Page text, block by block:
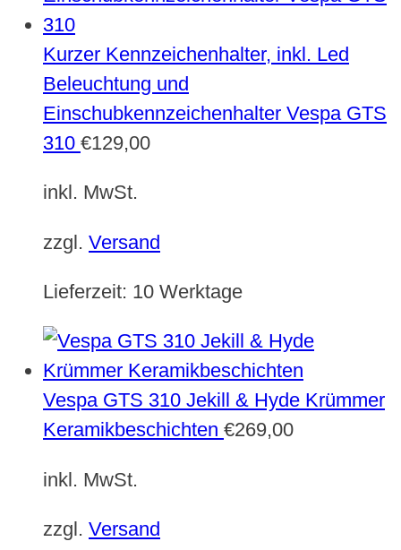
Kurzer Kennzeichenhalter, inkl. Led
Beleuchtung und
Einschubkennzeichenhalter Vespa GTS
310 €129,00
inkl. MwSt.
zzgl. Versand
Lieferzeit: 10 Werktage
Vespa GTS 310 Jekill & Hyde Krümmer
Keramikbeschichten €269,00
inkl. MwSt.
zzgl. Versand